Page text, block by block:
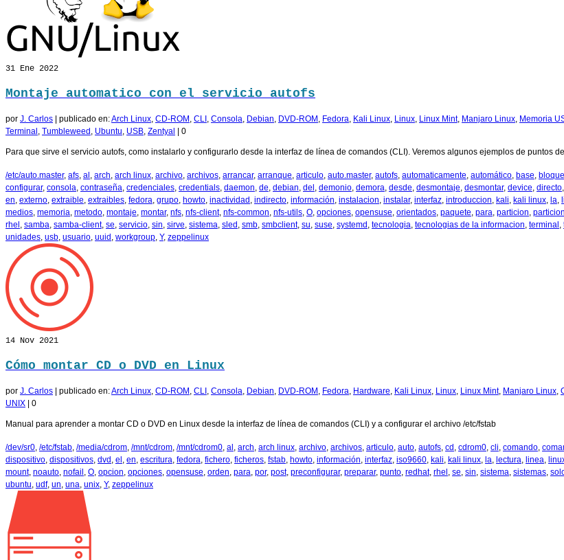
31 Ene 2022
Montaje automatico con el servicio autofs
por J. Carlos publicado en:Arch Linux, CD-ROM , CLI , Consola, Debian, DVD-ROM , Fedora, Kali Linux, Linux, Linux Mint, Manjaro Linux, Memoria
Terminal , Tumbleweed , Ubuntu, USB, Zentyal 0
Para que sirve el servicio autofs, como instalarlo y configurarlo desde la interfaz de línea de comandos (CLI). Veremos algunos ejemplos de puntos
/etc/auto.master, afs, al , arch, arch linux, archivo, archivos, arrancar, arranque, articulo, auto.master, autofs, automaticamente, automático, base,
configurar, consola, contraseña, credenciales, credentials, daemon, de, debian, del , demonio, demora, desde, desmontaje, desmontar, device, directo,
en, externo, extraible, extraibles, fedora, grupo, howto, inactividad , indirecto, información, instalacion, instalar, interfaz, introduccion, kali, kali linux, la,
medios, memoria, metodo, montaje, montar, nfs, nfs-client, nfs-common, nfs-utils, O, opciones, opensuse, orientados, paquete, para, particion,
rhel , samba, samba-client, se, servicio, sin, sirve, sistema, sled , smb, smbclient, su, suse, systemd , tecnologia, tecnologias de la informacion, terminal ,
unidades, usb, usuario, uuid , workgroup, Y, zeppelinux
14 Nov 2021
Cómo montar CD o DVD en Linux
por J. Carlos publicado en:Arch Linux, CD-ROM , CLI , Consola, Debian, DVD-ROM , Fedora, Hardware, Kali Linux, Linux, Linux Mint, Manjaro Linux,
UNIX
0
Manual para aprender a montar CD o DVD en Linux desde la interfaz de línea de comandos (CLI) y a configurar el archivo /etc/fstab
/dev/sr0, /etc/fstab, /media/cdrom, /mnt/cdrom, /mnt/cdrom0, al , arch, arch linux, archivo, archivos, articulo, auto, autofs, cd , cdrom0, cli, comando,
dispositivo, dispositivos, dvd , el , en, escritura, fedora, fichero, ficheros, fstab, howto, información, interfaz, iso9660, kali, kali linux, la, lectura, linea,
mount, noauto, nofail , O, opcion, opciones, opensuse, orden, para, por, post, preconfigurar, preparar, punto, redhat, rhel , se, sin, sistema, sistemas,
ubuntu, udf, un, una, unix, Y, zeppelinux